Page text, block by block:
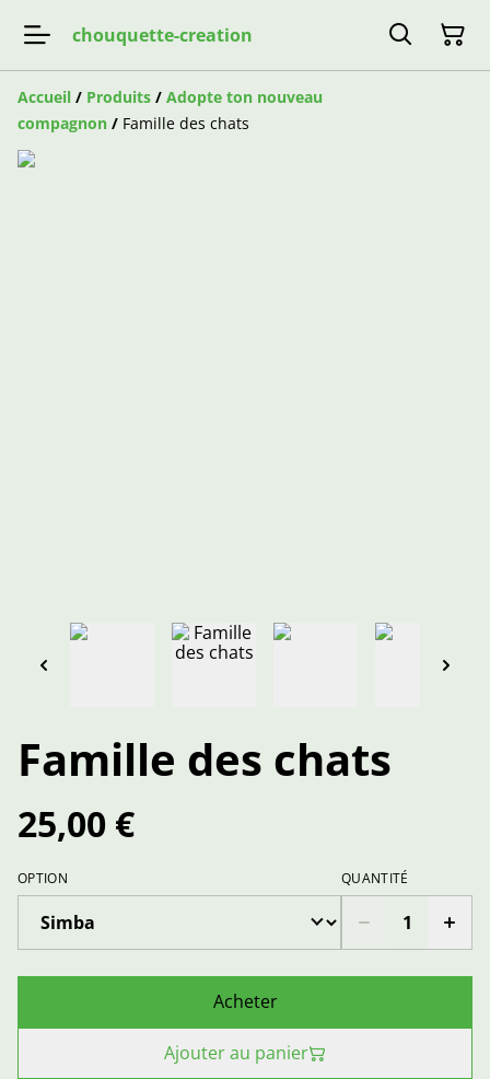
chouquette-creation
Accueil / Produits / Adopte ton nouveau
compagnon / Famille des chats
Famille des chats
25,00 €
OPTION QUANTITÉ
Acheter
Ajouter au panier